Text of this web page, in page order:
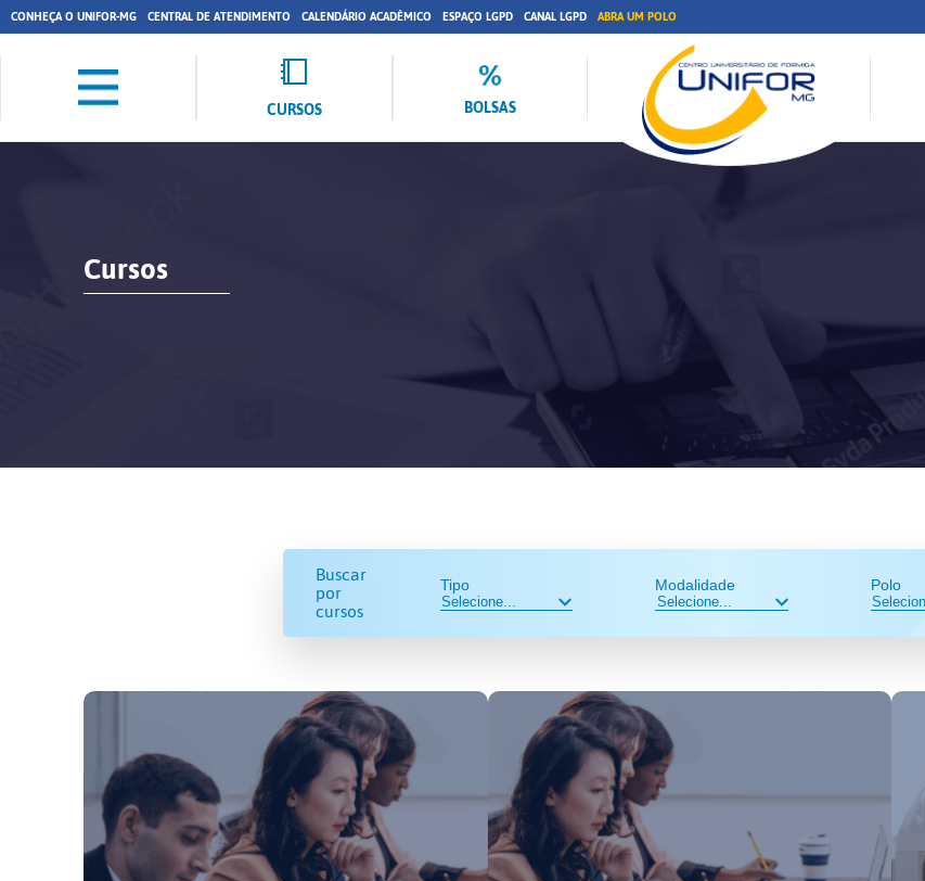
CONHEÇA O UNIFOR-MG CENTRAL DE ATENDIMENTO CALENDÁRIO ACADÊMICO ESPAÇO LGPD CANAL LGPD ABRA UM POLO
CURSOS BOLSAS
Cursos
Buscar
por
cursos
Tipo Modalidade Polo